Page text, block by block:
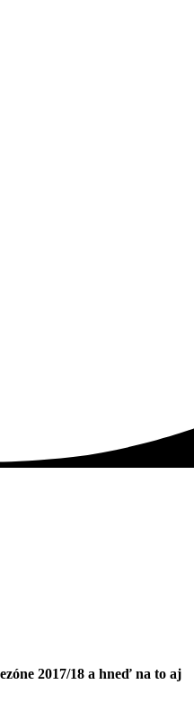
2017/18 a hneď na to aj